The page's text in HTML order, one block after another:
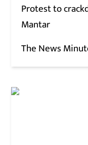
Protest to
Mantar
The News